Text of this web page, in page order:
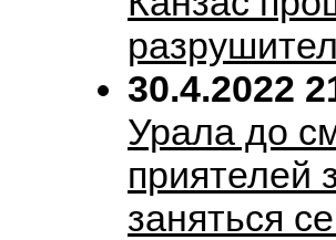
30.4.2022
Урала до
приятелей
заняться